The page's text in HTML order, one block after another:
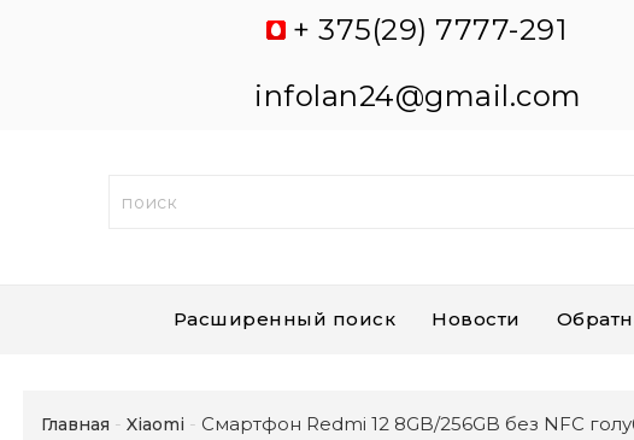
+ 375(29) 7777-291
infolan24@gmail.com
Расширенный поиск Новости
Главная Xiaomi Смартфон Redmi 12 8GB/256GB без NFC